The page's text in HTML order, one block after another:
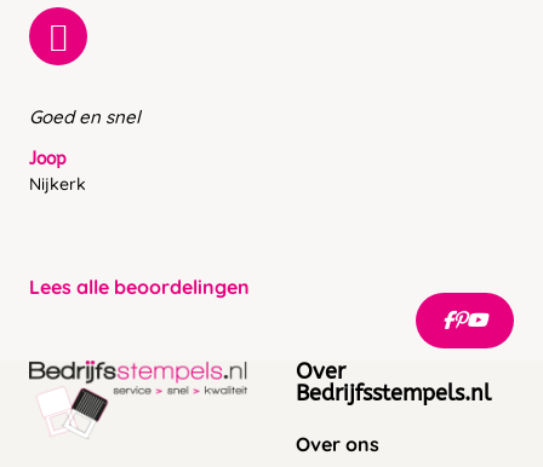
Goed en snel
Joop
Nijkerk
Lees alle beoordelingen
Over
Bedrijfsstempels.nl
Over ons